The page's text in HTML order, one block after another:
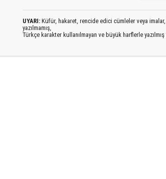
UYARI: Küfür, hakaret, rencide edici cümleler veya
yazılmamış,
Türkçe karakter kullanılmayan ve büyük harflerle